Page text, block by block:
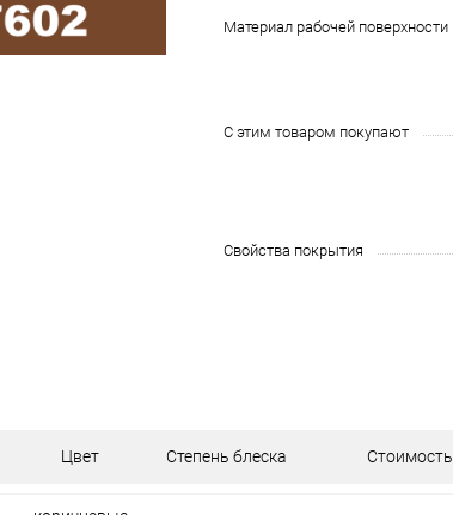
Материал рабочей поверхности
С этим товаром покупают
Свойства покрытия
Цвет Степень блеска Стоимость